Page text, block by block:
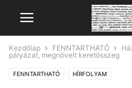
Kezdőlap FENNTARTHATÓ
pályázat, megnövelt keretösszeg
FENNTARTHATÓ HÍRFOLYAM